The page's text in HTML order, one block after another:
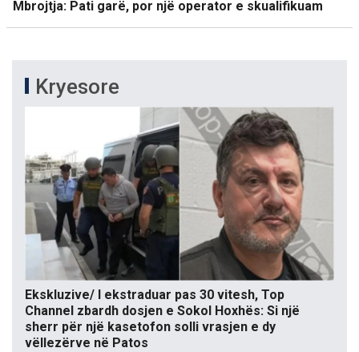
Mbrojtja: Pati garë, por një operator e skualifikuam
Kryesore
Ekskluzive/ I ekstraduar pas 30 vitesh, Top
Channel zbardh dosjen e Sokol Hoxhës: Si një
sherr për një kasetofon solli vrasjen e dy
vëllezërve në Patos